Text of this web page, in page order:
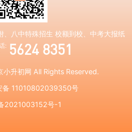
、八中特殊招生 校额到校、中考大报纸
: 5624 8351
小升初网 All Rights Reserved.
备 11010802039350号
2021003152号-1